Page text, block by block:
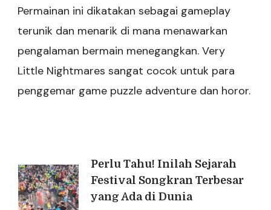
Permainan ini dikatakan sebagai gameplay
terunik dan menarik di mana menawarkan
pengalaman bermain menegangkan. Very
Little Nightmares sangat cocok untuk para
penggemar game puzzle adventure dan horor.
Post
Navigation
Perlu Tahu! Inilah Sejarah
Festival Songkran Terbesar
yang Ada di Dunia